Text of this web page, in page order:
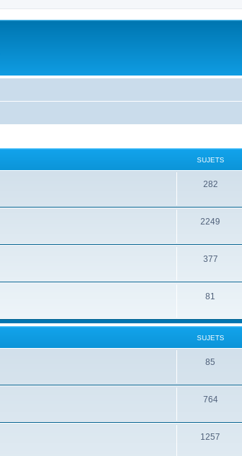
SUJETS
282
2249
377
81
SUJETS
85
764
1257